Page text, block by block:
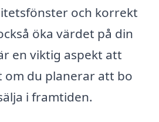
och korrekt
öka värdet på din
en viktig aspekt att
om du planerar att bo
i framtiden.